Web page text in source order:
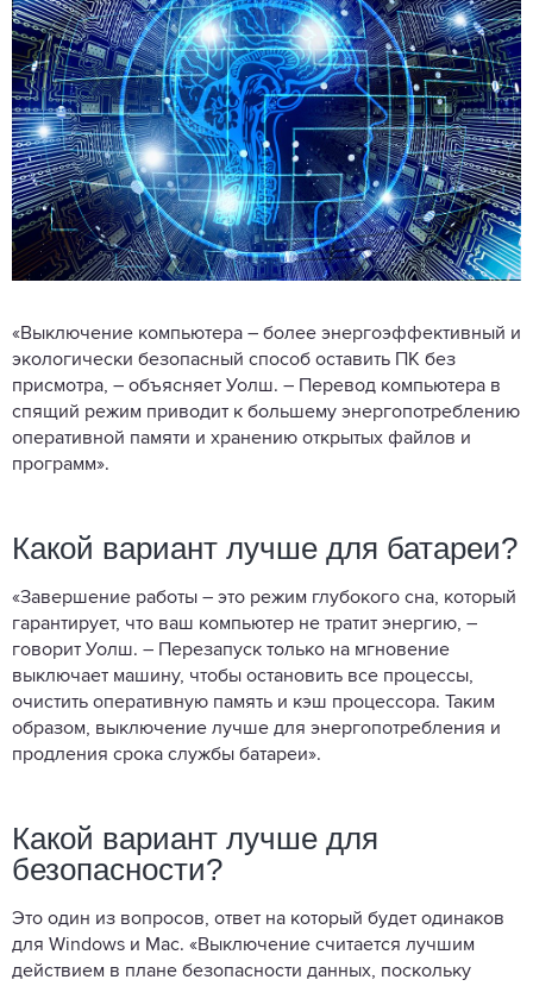
«Выключение компьютера – более энергоэффективный и
экологически безопасный способ оставить ПК без
присмотра, – объясняет Уолш. – Перевод компьютера в
спящий режим приводит к большему энергопотреблению
оперативной памяти и хранению открытых файлов и
программ».
Какой вариант лучше для батареи?
«Завершение работы – это режим глубокого сна, который
гарантирует, что ваш компьютер не тратит энергию, –
говорит Уолш. – Перезапуск только на мгновение
выключает машину, чтобы остановить все процессы,
очистить оперативную память и кэш процессора. Таким
образом, выключение лучше для энергопотребления и
продления срока службы батареи».
Какой вариант лучше для
безопасности?
Это один из вопросов, ответ на который будет одинаков
для Windows и Mac. «Выключение считается лучшим
действием в плане безопасности данных, поскольку